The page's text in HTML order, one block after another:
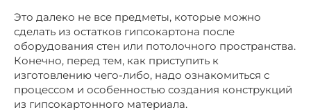
Это далеко не все предметы, которые можно
сделать из остатков гипсокартона после
оборудования стен или потолочного пространства.
Конечно, перед тем, как приступить к
изготовлению чего-либо, надо ознакомиться с
процессом и особенностью создания конструкций
из гипсокартонного материала.